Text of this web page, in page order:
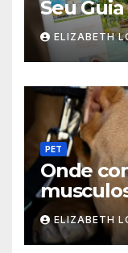
Seu
Dicas)
ELIZABETH
PET
Onde
Certa)
ELIZABETH